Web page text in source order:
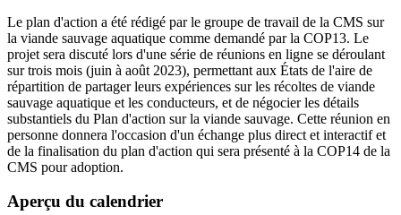
Le plan d'action a été rédigé par le groupe de travail de la CMS sur
la viande sauvage aquatique comme demandé par la COP13. Le
projet sera discuté lors d'une série de réunions en ligne se déroulant
sur trois mois (juin à août 2023), permettant aux États de l'aire de
répartition de partager leurs expériences sur les récoltes de viande
sauvage aquatique et les conducteurs, et de négocier les détails
substantiels du Plan d'action sur la viande sauvage. Cette réunion en
personne donnera l'occasion d'un échange plus direct et interactif et
de la finalisation du plan d'action qui sera présenté à la COP14 de la
CMS pour adoption.
Aperçu du calendrier